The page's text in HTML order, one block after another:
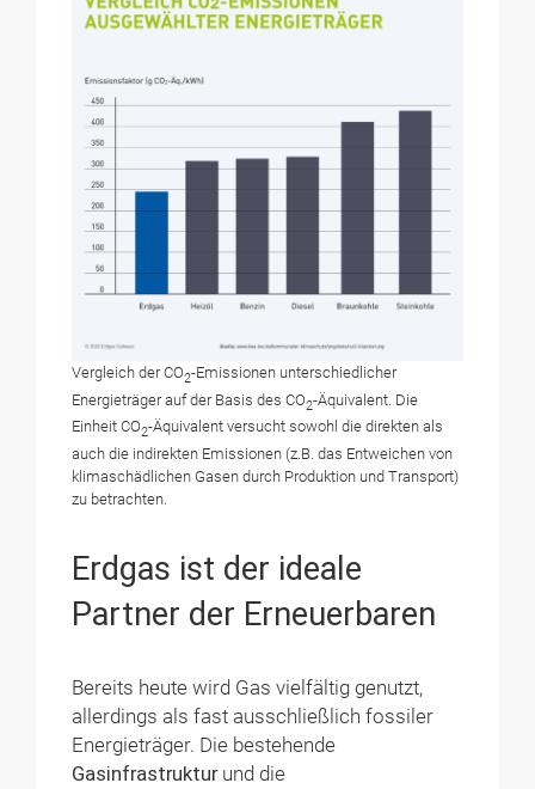
Vergleich der CO2-Emissionen unterschiedlicher
Energieträger auf der Basis des CO2-Äquivalent. Die
Einheit CO2-Äquivalent versucht sowohl die direkten als
auch die indirekten Emissionen (z.B. das Entweichen von
klimaschädlichen Gasen durch Produktion und Transport)
zu betrachten.
Erdgas ist der ideale
Partner der Erneuerbaren
Bereits heute wird Gas vielfältig genutzt,
allerdings als fast ausschließlich fossiler
Energieträger. Die bestehende
Gasinfrastrukturund die